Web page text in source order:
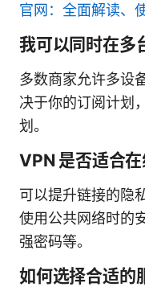
官网：全面解读、
我可以同时在多
多数商家允许多设
决于你的订阅计划
划。
VPN 是否适合在
可以提升链接的隐
使用公共网络时的
强密码等。
如何选择合适的